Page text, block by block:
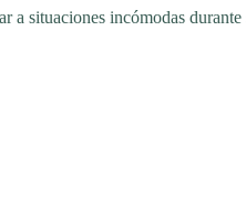
a situaciones incómodas